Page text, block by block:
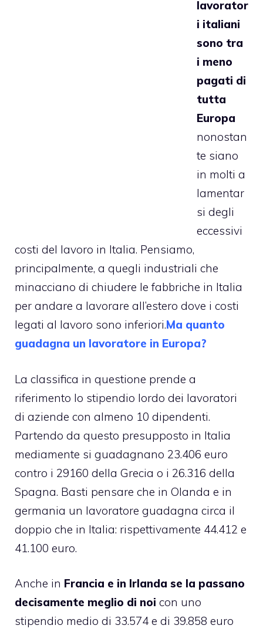
lavorator
i italiani
sono tra
i meno
pagati di
tutta
Europa
nonostan
te siano
in molti a
lamentar
si degli
eccessivi
costi del lavoro in Italia. Pensiamo,
principalmente, a quegli industriali che
minacciano di chiudere le fabbriche in Italia
per andare a lavorare all’estero dove i costi
legati al lavoro sono inferiori.Ma quanto
guadagna un lavoratore in Europa?
La classifica in questione prende a
riferimento lo stipendio lordo dei lavoratori
di aziende con almeno 10 dipendenti.
Partendo da questo presupposto in Italia
mediamente si guadagnano 23.406 euro
contro i 29160 della Grecia o i 26.316 della
Spagna. Basti pensare che in Olanda e in
germania un lavoratore guadagna circa il
doppio che in Italia: rispettivamente 44.412 e
41.100 euro.
Anche in Francia e in Irlanda se la passano
decisamente meglio di noi con uno
stipendio medio di 33.574 e di 39.858 euro